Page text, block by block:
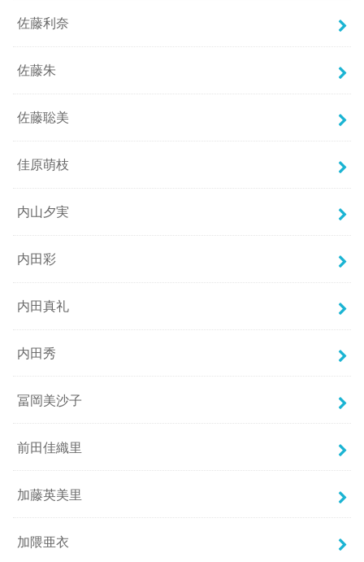
佐藤利奈
佐藤朱
佐藤聡美
佳原萌枝
内山夕実
内田彩
内田真礼
内田秀
冨岡美沙子
前田佳織里
加藤英美里
加隈亜衣